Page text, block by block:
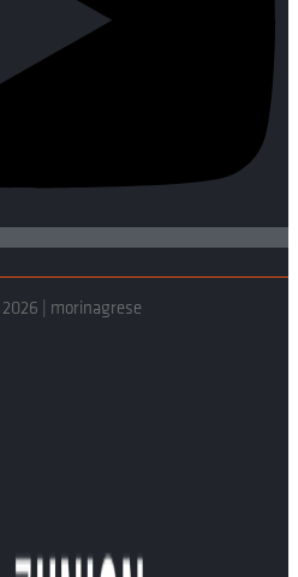
| morinagrese